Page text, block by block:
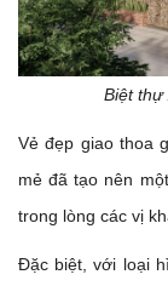
Biệt thự
Vẻ đẹp giao thoa
mẻ đã tạo nên
trong lòng các vị
Đặc biệt, với loại